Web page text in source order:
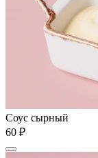
Соус сырный
60 ₽